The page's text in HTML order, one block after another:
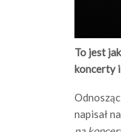
To jest
koncerty i
napisał